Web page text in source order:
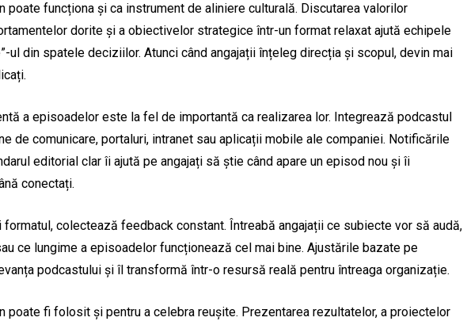
poate funcționa și ca instrument de aliniere culturală. Discutarea valorilor
dorite și a obiectivelor strategice într-un format relaxat ajută echipele
ul din spatele deciziilor. Atunci când angajații înțeleg direcția și scopul, devin mai
a episoadelor este la fel de importantă ca realizarea lor. Integrează podcastul
de comunicare, portaluri, intranet sau aplicații mobile ale companiei. Notificările
editorial clar îi ajută pe angajați să știe când apare un episod nou și îi
conectați.
formatul, colectează feedback constant. Întreabă angajații ce subiecte vor să audă,
ce lungime a episoadelor funcționează cel mai bine. Ajustările bazate pe
podcastului și îl transformă într-o resursă reală pentru întreaga organizație.
poate fi folosit și pentru a celebra reușite. Prezentarea rezultatelor, a proiectelor